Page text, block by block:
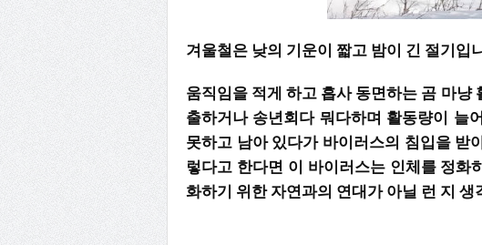
겨울철은 낮의 기운이 짧고 밤이 긴 절기입
움직임을 적게 하고 흡사 동면하는 곰 마냥
출하거나 송년회다 뭐다하며 활동량이 늘
못하고 남아 있다가 바이러스의 침입을
렇다고 한다면 이 바이러스는 인체를 정화
화하기 위한 자연과의 연대가 아닐 런 지 생